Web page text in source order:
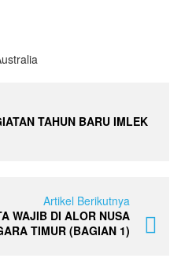
TAHUN BARU IMLEK
Artikel Berikutnya
WAJIB DI ALOR NUSA
TIMUR (BAGIAN 1)